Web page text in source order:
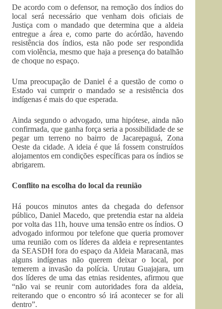
De acordo com o defensor, na remoção dos índios do
local será necessário que venham dois oficiais de
Justiça com o mandado que determina que a aldeia
entregue a área e, como parte do acórdão, havendo
resistência dos índios, esta não pode ser respondida
com violência, mesmo que haja a presença do batalhão
de choque no espaço.
Uma preocupação de Daniel é a questão de como o
Estado vai cumprir o mandado se a resistência dos
indígenas é mais do que esperada.
Ainda segundo o advogado, uma hipótese, ainda não
confirmada, que ganha força seria a possibilidade de se
pegar um terreno no bairro de Jacarepaguá, Zona
Oeste da cidade. A ideia é que lá fossem construídos
alojamentos em condições específicas para os índios se
abrigarem.
Conflito na escolha do local da reunião
Há poucos minutos antes da chegada do defensor
público, Daniel Macedo, que pretendia estar na aldeia
por volta das 11h, houve uma tensão entre os índios. O
advogado informou por telefone que queria promover
uma reunião com os líderes da aldeia e representantes
da SEASDH fora do espaço da Aldeia Maracanã, mas
alguns indígenas não querem deixar o local, por
temerem a invasão da polícia. Urutau Guajajara, um
dos líderes de uma das etnias residentes, afirmou que
“não vai se reunir com autoridades fora da aldeia,
reiterando que o encontro só irá acontecer se for ali
dentro”.